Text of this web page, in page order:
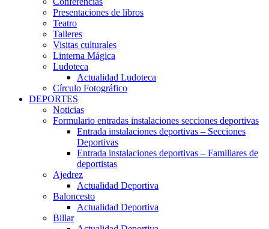
Presentaciones de libros
Teatro
Talleres
Visitas culturales
Linterna Mágica
Ludoteca
Actualidad Ludoteca
Círculo Fotográfico
DEPORTES
Noticias
Formulario entradas instalaciones secciones deportivas
Entrada instalaciones deportivas – Secciones
Deportivas
Entrada instalaciones deportivas – Familiares de
deportistas
Ajedrez
Actualidad Deportiva
Baloncesto
Actualidad Deportiva
Billar